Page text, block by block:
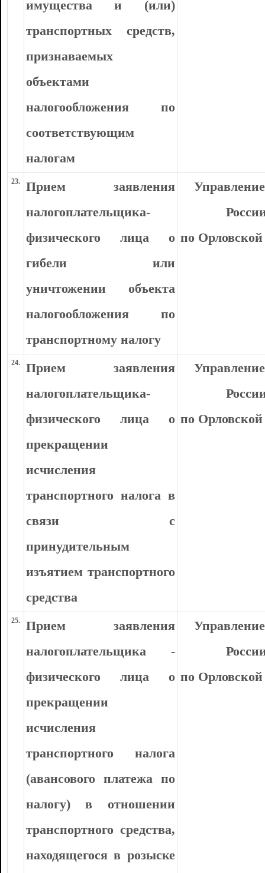
имущества и (или)
транспортных средств,
признаваемых
объектами
налогообложения по
соответствующим
налогам
23.
Прием заявления
налогоплательщика-
физического лица о
гибели или
уничтожении объекта
налогообложения по
транспортному налогу
по Орловской
24.
Прием заявления
налогоплательщика-
физического лица о
прекращении
исчисления
транспортного налога в
связи с
принудительным
изъятием транспортного
средства
по Орловской
25.
Прием заявления
налогоплательщика -
физического лица о
прекращении
исчисления
транспортного налога
(авансового платежа по
налогу) в отношении
транспортного средства,
находящегося в розыске
по Орловской